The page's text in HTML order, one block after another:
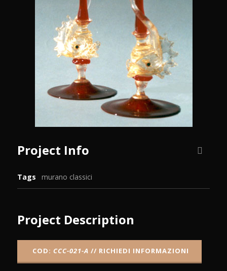
Project Info
Tags murano classici
Project Description
COD: CCC-021-A // RICHIEDI INFORMAZIONI